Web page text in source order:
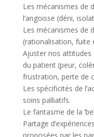
Les mécanismes de
l’angoisse (déni,
Les mécanismes de
(rationalisation, fuite
Ajuster nos attitudes
du patient (peur,
frustration, perte de
Les spécificités de
soins palliatifs.
Le fantasme de la
Partage